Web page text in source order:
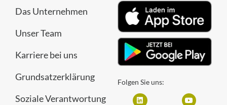
Das Unternehmen
Unser Team
Karriere bei uns
Grundsatzerklärung
Soziale Verantwortung
Folgen Sie uns: